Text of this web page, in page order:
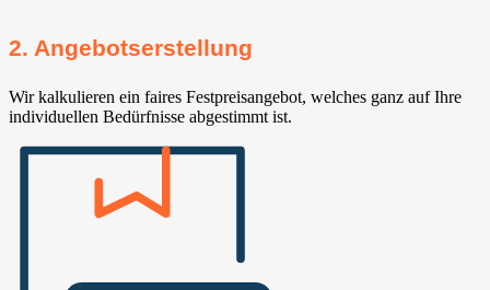
2. Angebotserstellung
Wir kalkulieren ein faires Festpreisangebot, welches ganz auf Ihre
individuellen Bedürfnisse abgestimmt ist.